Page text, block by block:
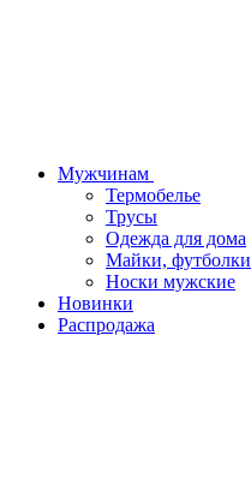
Мужчинам
Термобелье
Трусы
Одежда для дома
Майки, футболки
Носки мужские
Новинки
Распродажа